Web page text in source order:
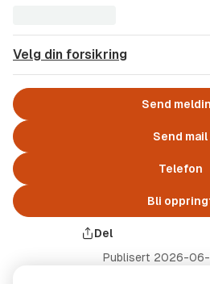
Velg din forsikring
Send
Send mail
Telefon
Bli
Del
Publisert 2026-06-